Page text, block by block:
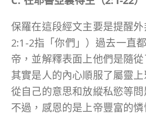
保羅在這段經文主要是提醒
2:1-2指「你們」）過去一直
帝，並解釋表面上他們是隨
其實是人的內心順服了屬靈
從自己的意思和放縱私慾等問
不過，感恩的是上帝豐富的